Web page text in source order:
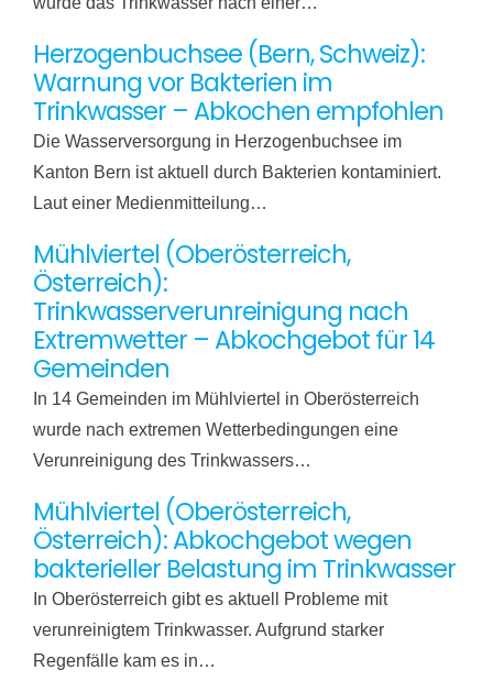
Herzogenbuchsee (Bern, Schweiz):
Warnung vor Bakterien im
Trinkwasser – Abkochen empfohlen
Die Wasserversorgung in Herzogenbuchsee im
Kanton Bern ist aktuell durch Bakterien kontaminiert.
Laut einer Medienmitteilung…
Mühlviertel (Oberösterreich,
Österreich):
Trinkwasserverunreinigung nach
Extremwetter – Abkochgebot für 14
Gemeinden
In 14 Gemeinden im Mühlviertel in Oberösterreich
wurde nach extremen Wetterbedingungen eine
Verunreinigung des Trinkwassers…
Mühlviertel (Oberösterreich,
Österreich): Abkochgebot wegen
bakterieller Belastung im Trinkwasser
In Oberösterreich gibt es aktuell Probleme mit
verunreinigtem Trinkwasser. Aufgrund starker
Regenfälle kam es in…